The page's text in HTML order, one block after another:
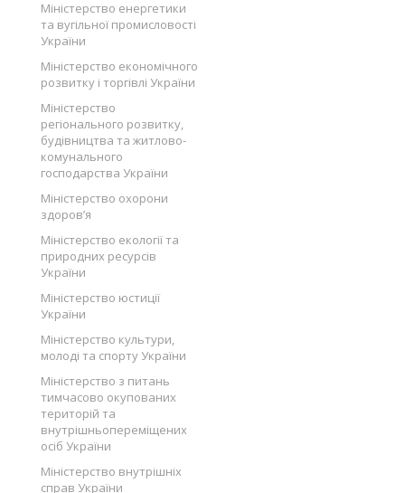
Міністерство енергетики
та вугільної промисловості
України
Міністерство економічного
розвитку і торгівлі України
Міністерство
регіонального розвитку,
будівництва та житлово-
комунального
господарства України
Міністерство охорони
здоров’я
Міністерство екології та
природних ресурсів
України
Міністерство юстиції
України
Міністерство культури,
молоді та спорту України
Міністерство з питань
тимчасово окупованих
територій та
внутрішньопереміщених
осіб України
Міністерство внутрішніх
справ України